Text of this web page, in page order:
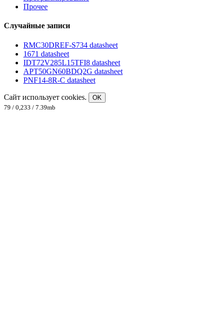
Прочее
Случайные записи
RMC30DREF-S734 datasheet
1671 datasheet
IDT72V285L15TFI8 datasheet
APT50GN60BDQ2G datasheet
PNF14-8R-C datasheet
Сайт использует cookies.
OK
79 / 0,233 / 7.39mb